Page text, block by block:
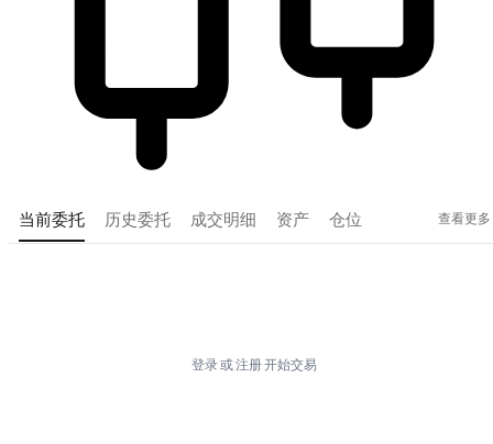
当前委托 历史委托 成交明细 资产 仓位 查看更多
登录或注册开始交易